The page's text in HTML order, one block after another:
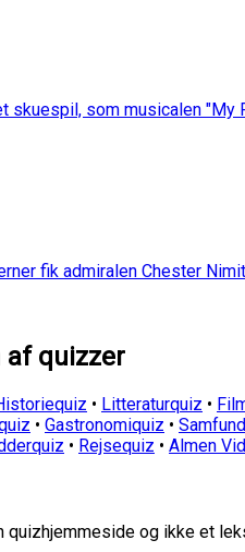
skuespil, som musicalen "My
fik admiralen Chester
af quizzer
• Litteraturquiz •
• Gastronomiquiz •
• Rejsequiz • Almen
quizhjemmeside og ikke et